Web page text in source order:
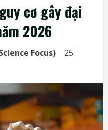
cơ gây đại
2026
Focus)
25